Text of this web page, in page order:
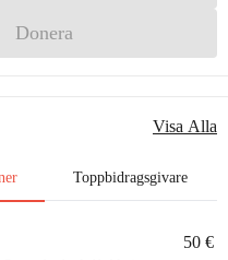
Donera
Visa Alla
Toppbidragsgivare
50 €